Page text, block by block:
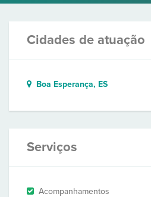
Cidades de atuação
Boa Esperança, ES
Serviços
Acompanhamentos